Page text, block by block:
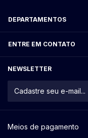
DEPARTAMENTOS
ENTRE EM CONTATO
NEWSLETTER
Meios de pagamento